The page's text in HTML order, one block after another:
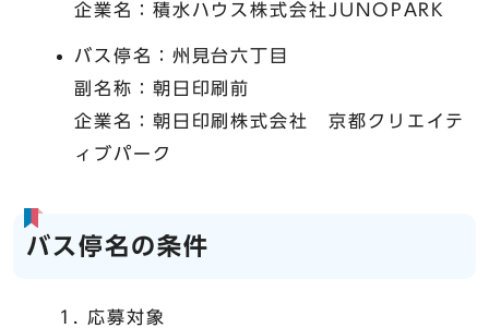
企業名：積水ハウス株式会社JUNOPARK
バス停名：州見台六丁目
副名称：朝日印刷前
企業名：朝日印刷株式会社 京都クリエイテ
ィブパーク
バス停名の条件
応募対象